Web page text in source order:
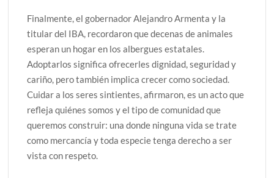
Finalmente, el gobernador Alejandro Armenta y la
titular del IBA, recordaron que decenas de animales
esperan un hogar en los albergues estatales.
Adoptarlos significa ofrecerles dignidad, seguridad y
cariño, pero también implica crecer como sociedad.
Cuidar a los seres sintientes, afirmaron, es un acto que
refleja quiénes somos y el tipo de comunidad que
queremos construir: una donde ninguna vida se trate
como mercancía y toda especie tenga derecho a ser
vista con respeto.